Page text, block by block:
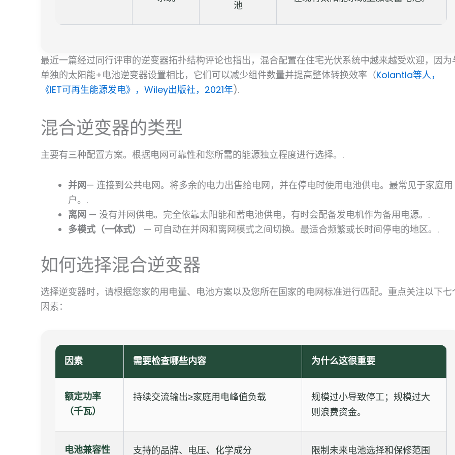
池
最近一篇经过同行评审的逆变器拓扑结构评论也指出，混合配置在住宅光伏系统中越来越受欢迎，因为
单独的太阳能+电池逆变器设置相比，它们可以减少组件数量并提高整体转换效率（Kolantla等人，
《IET可再生能源发电》，Wiley出版社，2021年).
混合逆变器的类型
主要有三种配置方案。根据电网可靠性和您所需的能源独立程度进行选择。.
并网— 连接到公共电网。将多余的电力出售给电网，并在停电时使用电池供电。最常见于家庭用
户。.
离网 — 没有并网供电。完全依靠太阳能和蓄电池供电，有时会配备发电机作为备用电源。.
多模式（一体式）
— 可自动在并网和离网模式之间切换。最适合频繁或长时间停电的地区。.
如何选择混合逆变器
选择逆变器时，请根据您家的用电量、电池方案以及您所在国家的电网标准进行匹配。重点关注以下七
因素：
因素 需要检查哪些内容 为什么这很重要
额定功率
（千瓦）
持续交流输出≥家庭用电峰值负载
规模过小导致停工；规模过大
则浪费资金。
电池兼容性 支持的品牌、电压、化学成分 限制未来电池选择和保修范围